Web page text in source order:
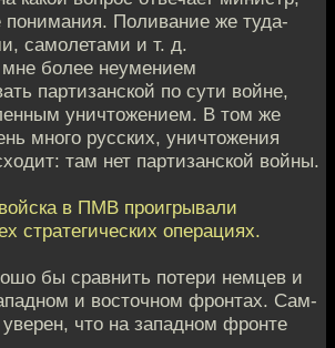
Поливание же туда-
самолетами и т. д.
более неумением
партизанской по сути войне,
уничтожением. В том же
много русских, уничтожения
там нет партизанской войны.
в ПМВ проигрывали
стратегических операциях.
бы сравнить потери немцев и
и восточном фронтах. Сам-
что на западном фронте